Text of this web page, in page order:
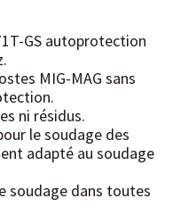
GS autoprotection
MIG-MAG sans
ni résidus.
le soudage des
adapté au soudage
soudage dans toutes